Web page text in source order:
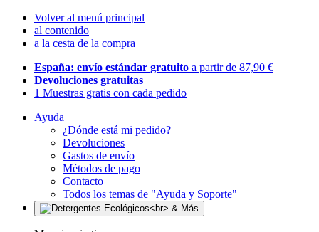
Volver al menú principal
al contenido
a la cesta de la compra
España: envío estándar gratuito a partir de 87,90 €
Devoluciones gratuitas
1 Muestras gratis con cada pedido
Ayuda
¿Dónde está mi pedido?
Devoluciones
Gastos de envío
Métodos de pago
Contacto
Todos los temas de "Ayuda y Soporte"